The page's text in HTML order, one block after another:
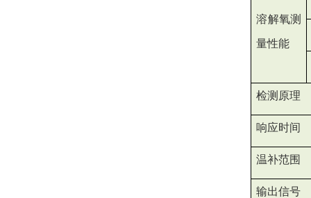
溶解氧测
量性能
检测原理
响应时间
温补范围
输出信号